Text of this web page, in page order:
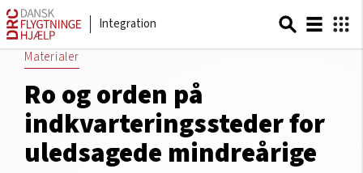
Integration
Materialer
Ro og orden på
indkvarteringssteder for
uledsagede mindreårige